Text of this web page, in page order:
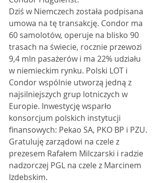
Dziś w Niemczech została podpisana
umowa na tę transakcję. Condor ma
60 samolotów, operuje na blisko 90
trasach na świecie, rocznie przewozi
9,4 mln pasażerów i ma 22% udziału
w niemieckim rynku. Polski LOT i
Condor wspólnie utworzą jedną z
najsilniejszych grup lotniczych w
Europie. Inwestycję wsparło
konsorcjum polskich instytucji
finansowych: Pekao SA, PKO BP i PZU.
Gratuluję zarządowi na czele z
prezesem Rafałem Milczarski i radzie
nadzorczej PGL na czele z Marcinem
Izdebskim.